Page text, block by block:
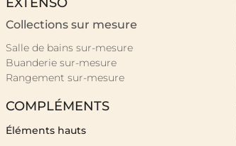
EXTENSO
Collections sur mesure
Salle de bains sur-mesure
Buanderie sur-mesure
Rangement sur-mesure
COMPLÉMENTS
Éléments hauts